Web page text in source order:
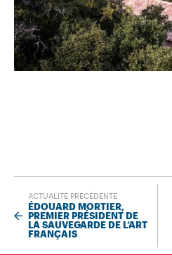
ACTUALITÉ PRÉCÉDENTE
ÉDOUARD MORTIER,
PREMIER PRÉSIDENT DE
LA SAUVEGARDE DE L’ART
FRANÇAIS